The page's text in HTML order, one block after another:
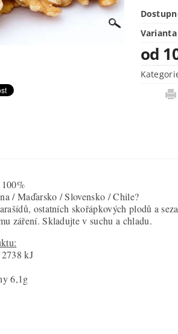
Varianta
od
/ Maďarsko / Slovensko / Chile?
ostatních skořápkových plodů a
záření. Skladujte v suchu a chladu.
kJ
6,1g